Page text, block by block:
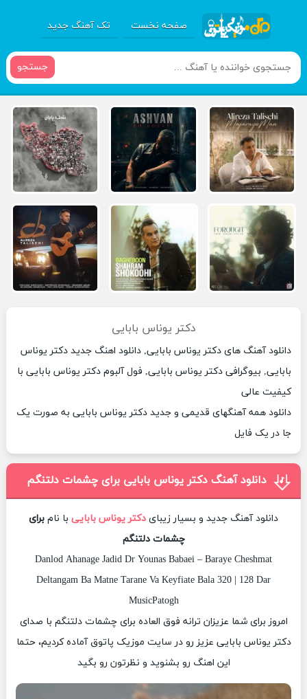
صفحه نخست تک آهنگ جدید
جستجو
دکتر یوناس بابایی
دانلود آهنگ های دکتر یوناس بابایی, دانلود اهنگ جدید دکتر یوناس
بابایی, بیوگرافی دکتر یوناس بابایی, فول آلبوم دکتر یوناس بابایی با
کیفیت عالی
دانلود همه آهنگهای قدیمی و جدید دکتر یوناس بابایی به صورت یک
جا در یک فایل
دانلود آهنگ دکتر یوناس بابایی برای چشمات دلتنگم
دانلود آهنگ جدید و بسیار زیبای دکتر یوناس بابایی با نام برای
چشمات دلتنگم
Danlod Ahanage Jadid Dr Younas Babaei – Baraye Cheshmat
Deltangam Ba Matne Tarane Va Keyfiate Bala 320 | 128 Dar
MusicPatogh
امروز برای شما عزیزان ترانه فوق العاده برای چشمات دلتنگم با صدای
دکتر یوناس بابایی عزیز رو در سایت موزیک پاتوق آماده کردیم، حتما
این اهنگ رو بشنوید و نظرتون رو بگید